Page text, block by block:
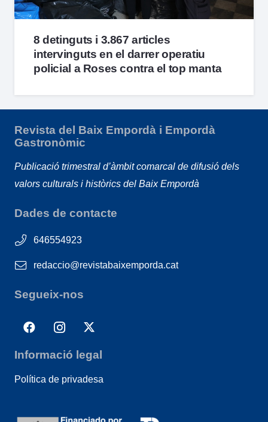
8 detinguts i 3.867 articles
intervinguts en el darrer operatiu
policial a Roses contra el top manta
Revista del Baix Empordà i Empordà
Gastronòmic
Publicació trimestral d’àmbit comarcal de difusió dels
valors culturals i històrics del Baix Empordà
Dades de contacte
646554923
redaccio@revistabaixemporda.cat
Segueix-nos
Informació legal
Política de privadesa